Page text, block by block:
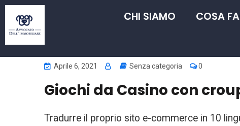
CHI SIAMO COSA
Aprile 6, 2021 Senza categoria 0
Giochi da Casino con
Tradurre il proprio sito e-commerce in 10